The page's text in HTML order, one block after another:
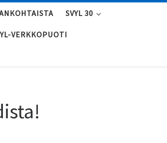
SVYL 30
VERKKOPUOTI